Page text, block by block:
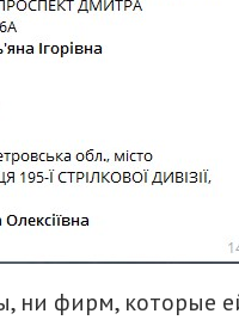
ни фирм, которые